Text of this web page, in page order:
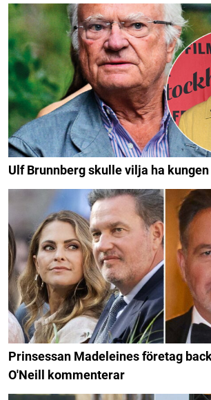
Ulf Brunnberg skulle vilja ha
Prinsessan Madeleines företag
O'Neill kommenterar